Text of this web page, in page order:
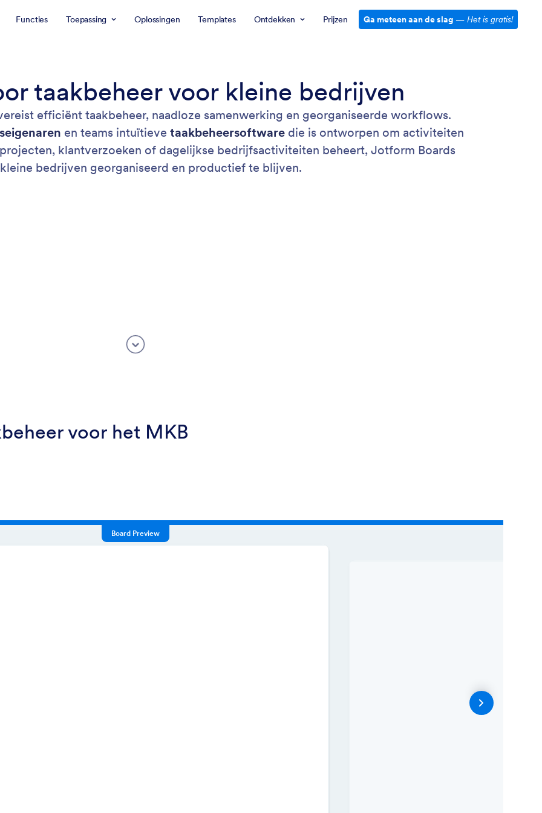
Functies Toepassing Oplossingen Templates Ontdekken Prijzen Ga meteen aan de slag — Het is gratis!
taakbeheer voor kleine bedrijven
efficiënt taakbeheer, naadloze samenwerking en georganiseerde workflows.
en teams intuïtieve taakbeheersoftware die is ontworpen om activiteiten
klantverzoeken of dagelijkse bedrijfsactiviteiten beheert, Jotform Boards
bedrijven georganiseerd en productief te blijven.
voor het MKB